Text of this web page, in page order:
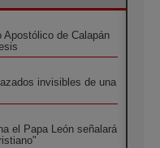
Apostólico de Calapán
invisibles de una
el Papa León señalará